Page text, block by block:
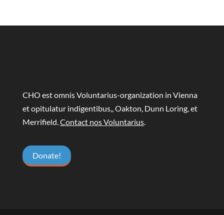
CHO est omnis Voluntarius-organization in Vienna
et opitulatur indigentibus,, Oakton, Dunn Loring, et
Merrifield.Contact nos Voluntarius.
Donate!